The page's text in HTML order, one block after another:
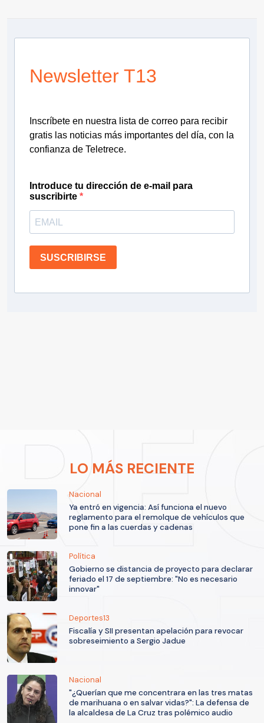
Newsletter T13
Inscríbete en nuestra lista de correo para recibir
gratis las noticias más importantes del día, con la
confianza de Teletrece.
Introduce tu dirección de e-mail para
suscribirte
SUSCRIBIRSE
LO MÁS RECIENTE
Nacional
Ya entró en vigencia: Así funciona el nuevo
reglamento para el remolque de vehículos que
pone fin a las cuerdas y cadenas
Política
Gobierno se distancia de proyecto para declarar
feriado el 17 de septiembre: "No es necesario
innovar"
Deportes13
Fiscalía y SII presentan apelación para revocar
sobreseimiento a Sergio Jadue
Nacional
"¿Querían que me concentrara en las tres matas
de marihuana o en salvar vidas?": La defensa de
la alcaldesa de La Cruz tras polémico audio